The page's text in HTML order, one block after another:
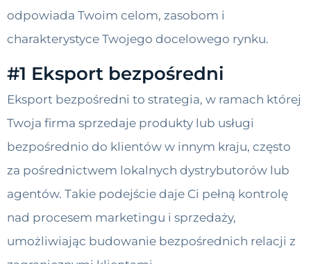
odpowiada Twoim celom, zasobom i
charakterystyce Twojego docelowego rynku.
#1 Eksport bezpośredni
Eksport bezpośredni to strategia, w ramach której
Twoja firma sprzedaje produkty lub usługi
bezpośrednio do klientów w innym kraju, często
za pośrednictwem lokalnych dystrybutorów lub
agentów. Takie podejście daje Ci pełną kontrolę
nad procesem marketingu i sprzedaży,
umożliwiając budowanie bezpośrednich relacji z